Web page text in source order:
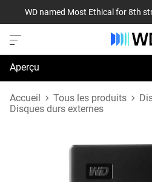
WD named Most Ethical for 8th
Aperçu
Caractéristiques techniques
Accueil Tous les produits
Disques durs externes